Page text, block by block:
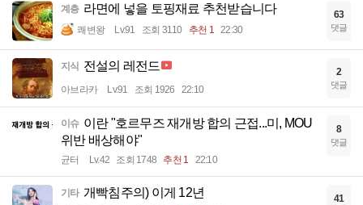
계층 라면에 넣을 토핑재료 추천받습니다
쾌변왕 Lv.91 조회 3110 추천 1 22:30
63
댓글
지식 전설의 레전드
아브라카 Lv.91 조회 1926 22:10
2
댓글
이슈 이란 "호르무즈 재개방 합의 근접...미, MOU
위반 배상해야"
균터 Lv.42 조회 1748 추천 1 22:10
8
댓글
기타 개빡침주의) 이게 12년 41